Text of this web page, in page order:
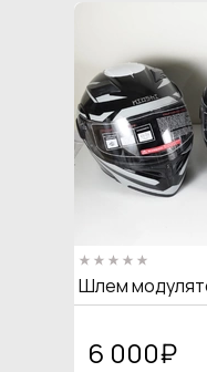
Шлем
6 000₽